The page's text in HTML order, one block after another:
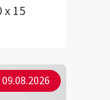
x 15